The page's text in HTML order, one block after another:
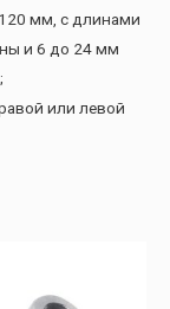
мм, с длинами
и 6 до 24 мм
или левой